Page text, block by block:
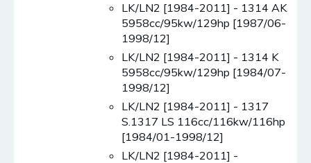
LK/LN2 [1984-2011] - 1314 AK
5958cc/95kw/129hp [1987/06-
1998/12]
LK/LN2 [1984-2011] - 1314 K
5958cc/95kw/129hp [1984/07-
1998/12]
LK/LN2 [1984-2011] - 1317
S.1317 LS 116cc/116kw/116hp
[1984/01-1998/12]
LK/LN2 [1984-2011] -